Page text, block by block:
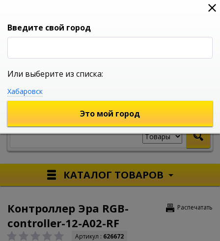
0
УНИВЕРСАЛЬНЫЙ ИНТЕРНЕТ МАГАЗИН
КАТАЛОГ ТОВАРОВ
Распечатать
Контроллер Эра RGB-
controller-12-A02-RF
Артикул : 626672
Введите свой город
Или выберите из списка:
Хабаровск
Это мой город